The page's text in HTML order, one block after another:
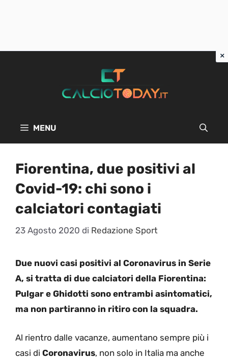
MENU
Fiorentina, due positivi al
Covid-19: chi sono i
calciatori contagiati
23 Agosto 2020 di Redazione Sport
Due nuovi casi positivi al Coronavirus in Serie
A, si tratta di due calciatori della Fiorentina:
Pulgar e Ghidotti sono entrambi asintomatici,
ma non partiranno in ritiro con la squadra.
Al rientro dalle vacanze, aumentano sempre più i
casi di Coronavirus, non solo in Italia ma anche